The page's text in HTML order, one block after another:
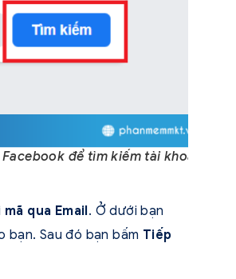
để tìm kiếm tài khoản
mã qua Email. Ở dưới bạn
bạn. Sau đó bạn bấm Tiếp